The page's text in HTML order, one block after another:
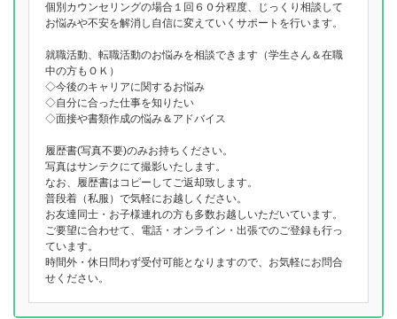
個別カウンセリングの場合１回６０分程度、じっくり相談して
お悩みや不安を解消し自信に変えていくサポートを行います。
就職活動、転職活動のお悩みを相談できます（学生さん＆在職
中の方もＯＫ）
◇今後のキャリアに関するお悩み
◇自分に合った仕事を知りたい
◇面接や書類作成の悩み＆アドバイス
履歴書(写真不要)のみお持ちください。
写真はサンテクにて撮影いたします。
なお、履歴書はコピーしてご返却致します。
普段着（私服）で気軽にお越しください。
お友達同士・お子様連れの方も多数お越しいただいています。
ご要望に合わせて、電話・オンライン・出張でのご登録も行っ
ています。
時間外・休日問わず受付可能となりますので、お気軽にお問合
せください。